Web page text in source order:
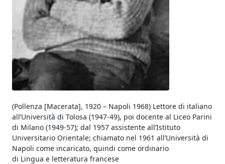
(Pollenza [Macerata], 1920 – Napoli 1968) Lettore di italiano
all’Università di Tolosa (1947-49), poi docente al Liceo Parini
di Milano (1949-57); dal 1957 assistente all’Istituto
Universitario Orientale; chiamato nel 1961 all’Università di
Napoli come incaricato, quindi come ordinario
di Lingua e letteratura francese